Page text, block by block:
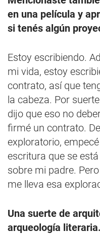
en una película y
si tenés algún
Estoy escribiendo.
mi vida, estoy
contrato, así que
la cabeza. Por
dijo que eso no
firmé un contrato.
exploratorio,
escritura que se
sobre mi padre.
me lleva esa
Una suerte de
arqueología literaria.